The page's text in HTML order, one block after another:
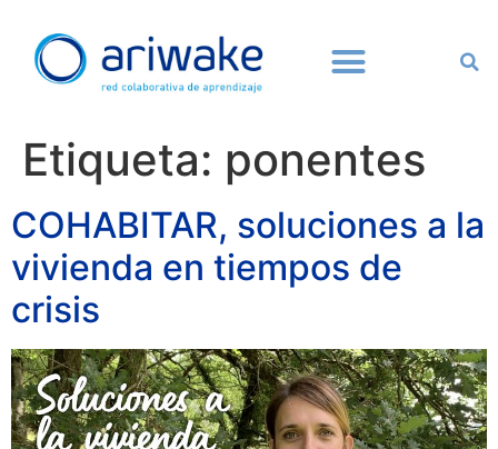
Etiqueta: ponentes
COHABITAR, soluciones a la
vivienda en tiempos de
crisis